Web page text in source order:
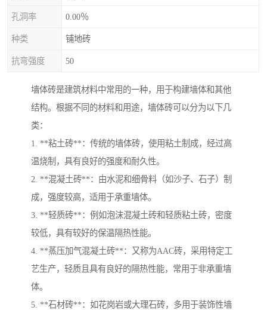
孔洞率 0.00％
种类 铺地砖
抗弯强度 50
墙体砖是建筑材料中常用的一种，用于构建墙体和其他
结构。根据不同的材料和用途，墙体砖可以分为以下几
类：
1. **粘土砖**：传统的墙体砖，使用粘土制成，经过高
温烧制，具有良好的强度和耐久性。
2. **混凝土砖**：由水泥和细骨料（如沙子、石子）制
成，强度较高，适用于承重墙体。
3. **轻质砖**：例如泡沫混凝土砖和轻质粘土砖，密度
较低，具有较好的保温隔热性能。
4. **蒸压加气混凝土砖**：又称为AAC砖，采用特定工
艺生产，轻质且具有良好的隔热性能，常用于非承重墙
体。
5. **石材砖**：如花岗岩或大理石砖，多用于装饰性墙